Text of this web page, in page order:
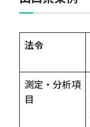
法令
測定・分析項
目